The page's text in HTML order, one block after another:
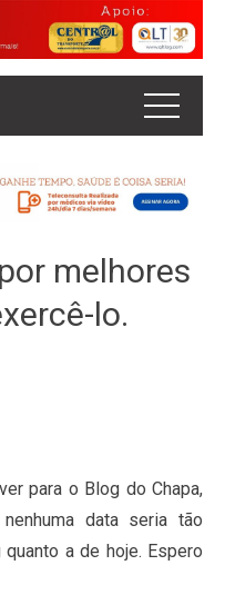
melhores
lo.
para o Blog do Chapa,
data seria tão
a de hoje. Espero